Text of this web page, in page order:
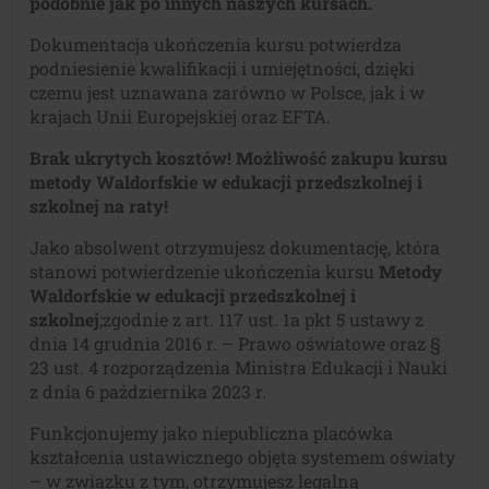
Dokumentacja ukończenia kursu potwierdza
podniesienie kwalifikacji i umiejętności, dzięki
czemu jest uznawana zarówno w Polsce, jak i w
krajach Unii Europejskiej oraz EFTA.
Brak ukrytych kosztów! Możliwość zakupu kursu
metody Waldorfskie w edukacji przedszkolnej i
szkolnej na raty!
Jako absolwent otrzymujesz dokumentację, która
stanowi potwierdzenie ukończenia kursu Metody
Waldorfskie w edukacji przedszkolnej i
szkolnej;zgodnie z art. 117 ust. 1a pkt 5 ustawy z
dnia 14 grudnia 2016 r. – Prawo oświatowe oraz §
23 ust. 4 rozporządzenia Ministra Edukacji i Nauki
z dnia 6 października 2023 r.
Funkcjonujemy jako niepubliczna placówka
kształcenia ustawicznego objęta systemem oświaty
– w związku z tym, otrzymujesz legalną